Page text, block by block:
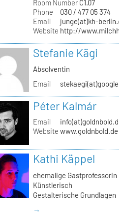
Room NumberC1.07
Phone
030 / 477 05 374
Email
junge(at)kh-
Website http://
Stefanie Kägi
Absolventin
Email
Péter Kalmár
Email
info(at)goldnbold.de
Website www.goldnbold.de
Kathi Käppel
ehemalige Gastprofessorin
Künstlerisch
Gestalterische Grundlagen
→